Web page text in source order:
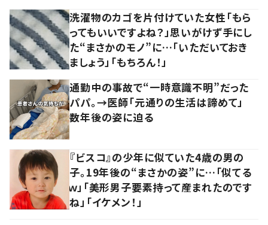
洗濯物のカゴを片付けていた女性「もら
ってもいいですよね？」思いがけず手にし
た“まさかのモノ”に…「いただいておき
ましょう」「もちろん！」
通勤中の事故で“一時意識不明”だった
パパ。→医師「元通りの生活は諦めて」
数年後の姿に迫る
『ビスコ』の少年に似ていた4歳の男の
子。19年後の“まさかの姿”に…「似てる
ｗ」「美形男子要素持って産まれたのです
ね」「イケメン！」